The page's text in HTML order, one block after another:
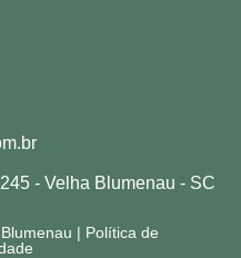
- Velha Blumenau - SC
| Política de